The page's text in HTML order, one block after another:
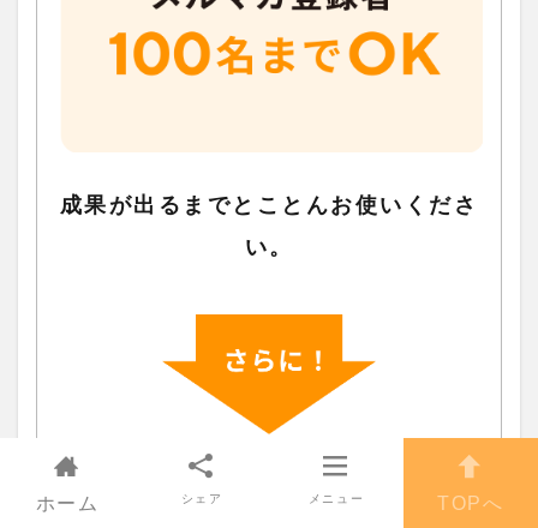
成果が出るまでとことんお使いくださ
い。
ホーム シェア メニュー TOPへ